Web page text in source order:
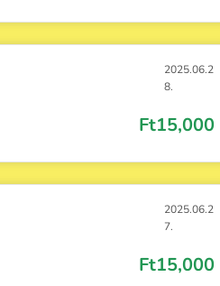
2025.06.2
8.
Ft15,000
2025.06.2
7.
Ft15,000